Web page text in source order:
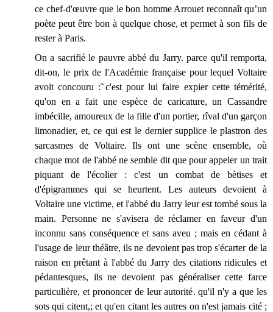
ce chef-d'œuvre que le bon homme Arrouet reconnaît qu’un
poète peut être bon à quelque chose, et permet à son fils de
rester à Paris.
On a sacrifié le pauvre abbé du Jarry. parce qu'il remporta,
dit-on, le prix de l'Académie française pour lequel Voltaire
avoit concouru :̃ c'est pour lui faire expier cette témérité,
qu'on en a fait une espèce de caricature, un Cassandre
imbécille, amoureux de la fille d'un portier, rîval d'un garçon
limonadier, et, ce qui est le dernier supplice le plastron des
sarcasmes de Voltaire. Ils ont une scène ensemble, où
chaque mot de l'abbé ne semble dit que pour appeler un trait
piquant de l'écolier : c'est un combat de bètises et
d'épigrammes qui se heurtent. Les auteurs devoient à
Voltaire une victime, et l'abbé du Jarry leur est tombé sous la
main. Personne ne s'avisera de réclamer en faveur d'un
inconnu sans conséquence et sans aveu ; mais en cédant à
l'usage de leur théâtre, ils ne devoient pas trop s'écarter de la
raison en prêtant à l'abbé du Jarry des citations ridicules et
pédantesques, ils ne devoient pas généraliser cette farce
particulière, et prononcer de leur autorité. qu'il n'y a que les
sots qui citent,; et qu'en citant les autres on n'est jamais cité ;